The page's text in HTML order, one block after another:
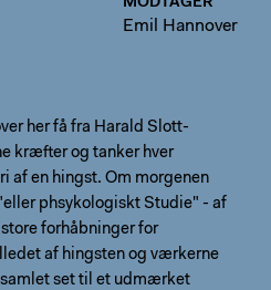
MODTAGER
Emil Hannover
her få fra Harald Slott-
kræfter og tanker hver
af en hingst. Om morgenen
phsykologiskt Studie" - af
forhåbninger for
af hingsten og værkerne
samlet set til et udmærket